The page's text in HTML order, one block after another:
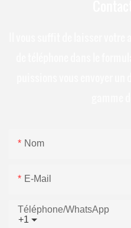
Nom
E-Mail
+1
Téléphone/WhatsApp